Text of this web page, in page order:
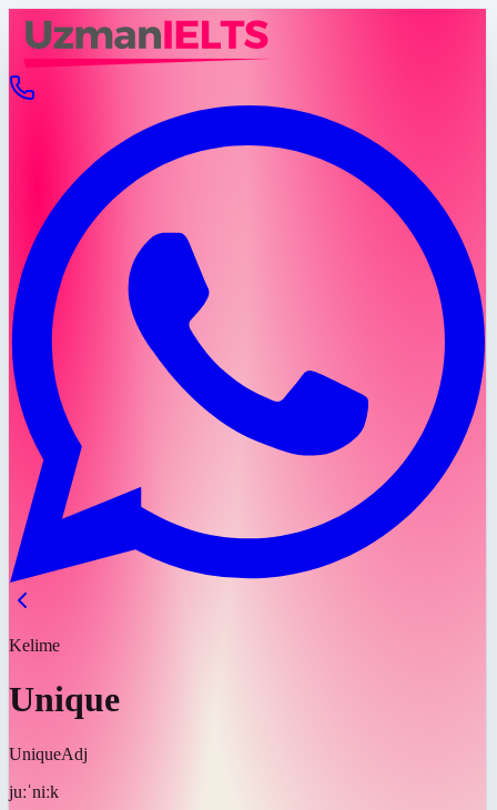
Kelime
Unique
UniqueAdj
juːˈniːk